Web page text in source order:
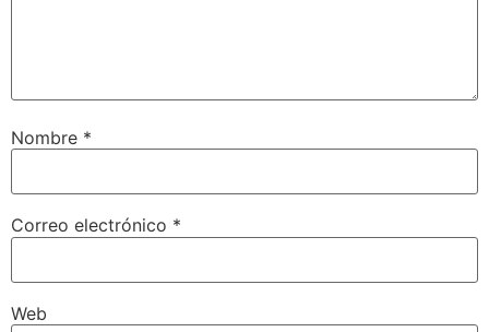
Nombre *
Correo electrónico *
Web